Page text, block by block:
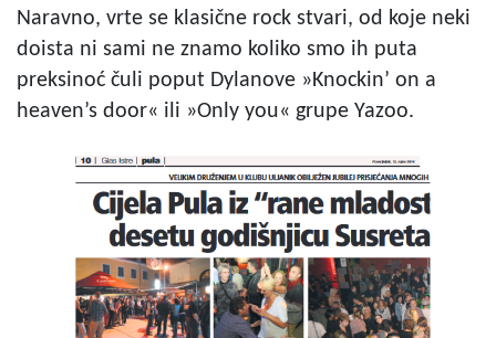
Naravno, vrte se klasične rock stvari, od koje neki
doista ni sami ne znamo koliko smo ih puta
preksinoć čuli poput Dylanove »Knockin’ on a
heaven’s door« ili »Only you« grupe Yazoo.